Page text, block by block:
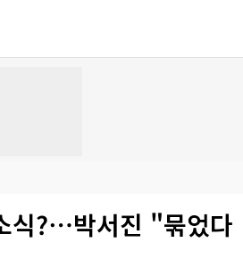
식?⋯박서진 "묶었다